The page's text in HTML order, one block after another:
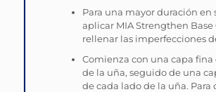
Para una mayor duración en
aplicar MIA Strengthen Base
rellenar las imperfecciones
Comienza con una capa fina
de la uña, seguido de una
de cada lado de la uña. Para